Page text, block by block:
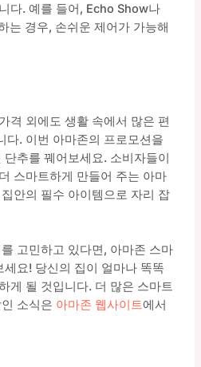
다. 예를 들어, Echo Show나
는 경우, 손쉬운 제어가 가능해
격 외에도 생활 속에서 많은 편
다. 이번 아마존의 프로모션을
추를 꿰어보세요. 소비자들이
스마트하게 만들어 주는 아마
안의 필수 아이템으로 자리 잡
고민하고 있다면, 아마존 스마
요! 당신의 집이 얼마나 똑똑
게 될 것입니다. 더 많은 스마트
소식은 아마존 웹사이트에서